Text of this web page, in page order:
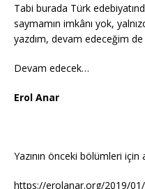
Tabi burada Türk
saymamın imkânı yok,
yazdım, devam edeceğim
Devam edecek…
Erol Anar
Yazının önceki bölümleri için
https://erolanar.org/2019/